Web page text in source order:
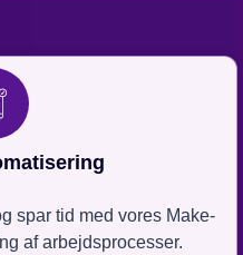
spar tid med vores Make-
af arbejdsprocesser.